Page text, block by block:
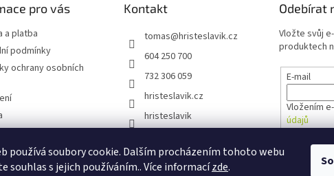
používá soubory cookie. Dalším procházením tohoto webu
souhlas s jejich používáním.. Více informacízde.
pro vás
a platba
podmínky
ochrany osobních
Kontakt
tomas@hristeslavik.cz
604 250 700
732 306 059
hristeslavik.cz
hristeslavik
Odebírat
Vložte svůj
produktech
E-mail
Vložením
údajů